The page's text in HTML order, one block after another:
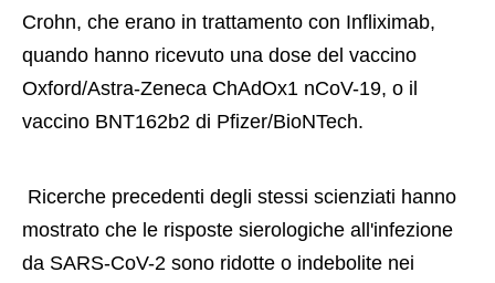
Crohn, che erano in trattamento con Infliximab,
quando hanno ricevuto una dose del vaccino
Oxford/Astra-Zeneca ChAdOx1 nCoV-19, o il
vaccino BNT162b2 di Pfizer/BioNTech.
mostrato che le risposte sierologiche all'infezione
da SARS-CoV-2 sono ridotte o indebolite nei